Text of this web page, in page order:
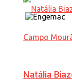
Natália